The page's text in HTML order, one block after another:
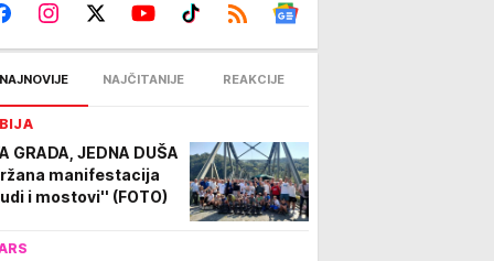
NAJNOVIJE NAJČITANIJE REAKCIJE
GRADA, JEDNA DUŠA
manifestacija
i mostovi'' (FOTO)